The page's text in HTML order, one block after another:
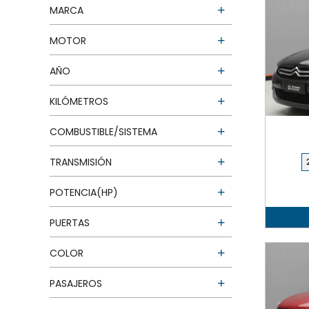
MARCA
MOTOR
AÑO
KILÓMETROS
COMBUSTIBLE/SISTEMA
TRANSMISIÓN
POTENCIA(HP)
PUERTAS
COLOR
PASAJEROS